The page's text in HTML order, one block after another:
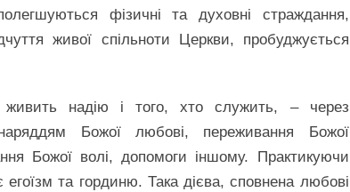
фізичні та духовні страждання,
живої спільноти Церкви, пробуджується
надію і того, хто служить, – через
Божої любові, переживання Божої
Божої волі, допомоги іншому. Практикуючи
та гординю. Така дієва, сповнена любові